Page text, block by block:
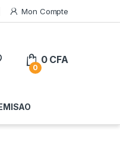
Mon Compte
0
0 CFA